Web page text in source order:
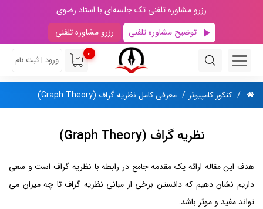
رزرو مشاوره تلفنی تک جلسه‌ای با استاد رضوی
توضیح مشاوره تلفنی
رزرو مشاوره تلفنی
0
ورود | ثبت نام
کنکور کامپیوتر معرفی کامل نظریه گراف (Graph Theory)
نظریه گراف (Graph Theory)
هدف این مقاله ارائه یک مقدمه جامع در رابطه با نظریه گراف است و سعی
داریم نشان دهیم که دانستن برخی از مبانی نظریه گراف تا چه میزان می­‌
تواند مفید و موثر باشد.